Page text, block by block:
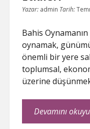
Yazar: admin Tarih:
Bahis
oynamak,
önemli bir yere
toplumsal,
üzerine
Devamını